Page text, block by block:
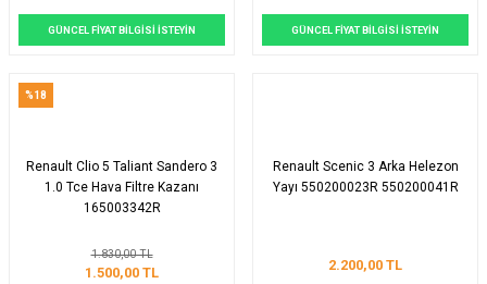
GÜNCEL FİYAT BİLGİSİ İSTEYİN GÜNCEL FİYAT BİLGİSİ İSTEYİN
%18
Renault Clio 5 Taliant Sandero 3
1.0 Tce Hava Filtre Kazanı
165003342R
1.830,00 TL
1.500,00 TL
Renault Scenic 3 Arka Helezon
Yayı 550200023R 550200041R
2.200,00 TL